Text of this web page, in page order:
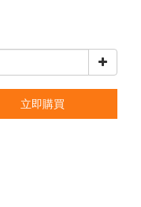
立即購買